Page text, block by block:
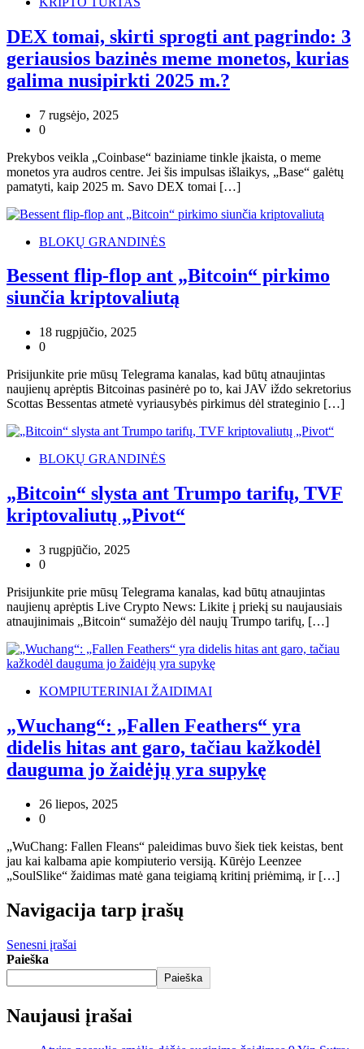
DEX tomai, skirti sprogti ant pagrindo: 3
geriausios bazinės meme monetos, kurias
galima nusipirkti 2025 m.?
7 rugsėjo, 2025
0
Prekybos veikla „Coinbase“ baziniame tinkle įkaista, o meme
monetos yra audros centre. Jei šis impulsas išlaikys, „Base“ galėtų
pamatyti, kaip 2025 m. Savo DEX tomai […]
BLOKŲ GRANDINĖS
Bessent flip-flop ant „Bitcoin“ pirkimo
siunčia kriptovaliutą
18 rugpjūčio, 2025
0
Prisijunkite prie mūsų Telegrama kanalas, kad būtų atnaujintas
naujienų aprėptis Bitcoinas pasinėrė po to, kai JAV iždo sekretorius
Scottas Bessentas atmetė vyriausybės pirkimus dėl strateginio […]
BLOKŲ GRANDINĖS
„Bitcoin“ slysta ant Trumpo tarifų, TVF
kriptovaliutų „Pivot“
3 rugpjūčio, 2025
0
Prisijunkite prie mūsų Telegrama kanalas, kad būtų atnaujintas
naujienų aprėptis Live Crypto News: Likite į priekį su naujausiais
atnaujinimais „Bitcoin“ sumažėjo dėl naujų Trumpo tarifų, […]
KOMPIUTERINIAI ŽAIDIMAI
„Wuchang“: „Fallen Feathers“ yra
didelis hitas ant garo, tačiau kažkodėl
dauguma jo žaidėjų yra supykę
26 liepos, 2025
0
„WuChang: Fallen Fleans“ paleidimas buvo šiek tiek keistas, bent
jau kai kalbama apie kompiuterio versiją. Kūrėjo Leenzee
„SoulSlike“ žaidimas matė gana teigiamą kritinį priėmimą, ir […]
Navigacija tarp įrašų
Senesni įrašai
Paieška
Paieška
Naujausi įrašai